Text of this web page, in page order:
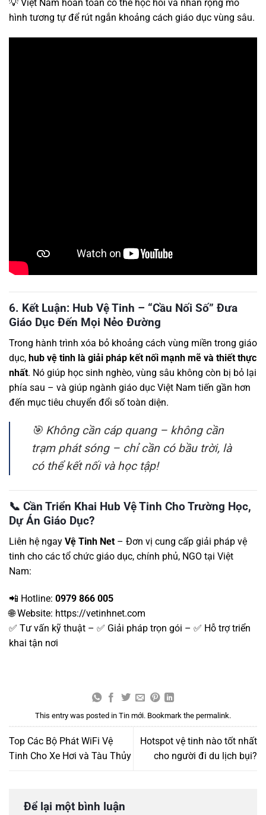
💡 Việt Nam hoàn toàn có thể học hỏi và nhân rộng mô
hình tương tự để rút ngắn khoảng cách giáo dục vùng sâu.
6. Kết Luận: Hub Vệ Tinh – “Cầu Nối Số” Đưa
Giáo Dục Đến Mọi Nẻo Đường
Trong hành trình xóa bỏ khoảng cách vùng miền trong giáo
dục, hub vệ tinh là giải pháp kết nối mạnh mẽ và thiết thực
nhất. Nó giúp học sinh nghèo, vùng sâu không còn bị bỏ lại
phía sau – và giúp ngành giáo dục Việt Nam tiến gần hơn
đến mục tiêu chuyển đổi số toàn diện.
🎯 Không cần cáp quang – không cần
trạm phát sóng – chỉ cần có bầu trời, là
có thể kết nối và học tập!
📞 Cần Triển Khai Hub Vệ Tinh Cho Trường Học,
Dự Án Giáo Dục?
Liên hệ ngay Vệ Tinh Net – Đơn vị cung cấp giải pháp vệ
tinh cho các tổ chức giáo dục, chính phủ, NGO tại Việt
Nam:
📲 Hotline: 0979 866 005
🌐 Website: https://vetinhnet.com
✅ Tư vấn kỹ thuật – ✅ Giải pháp trọn gói – ✅ Hỗ trợ triển
khai tận nơi
This entry was posted in Tin mới. Bookmark the permalink.
Top Các Bộ Phát WiFi Vệ
Tinh Cho Xe Hơi và Tàu Thủy
Hotspot vệ tinh nào tốt nhất
cho người đi du lịch bụi?
Để lại một bình luận